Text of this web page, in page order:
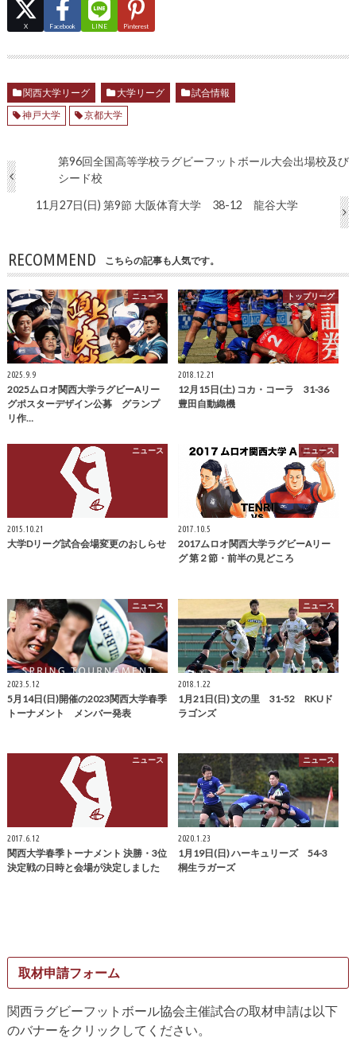
X Facebook LINE Pinterest
関西大学リーグ 大学リーグ
試合情報
神戸大学
京都大学
第96回全国高等学校ラグビーフットボール大会出場校及び
シード校
11月27日(日) 第9節 大阪体育大学 38-12 龍谷大学
RECOMMEND こちらの記事も人気です。
ニュース
2025.9.9
2025ムロオ関西大学ラグビーAリー
グポスターデザイン公募 グランプ
リ作…
トップリーグ
2018.12.21
12月15日(土) コカ・コーラ 31-36
豊田自動織機
ニュース
2015.10.21
大学Dリーグ試合会場変更のおしらせ
ニュース
2017.10.5
2017ムロオ関西大学ラグビーAリー
グ 第２節・前半の見どころ
ニュース
2023.5.12
5月14日(日)開催の2023関西大学春季
トーナメント メンバー発表
ニュース
2018.1.22
1月21日(日) 文の里 31-52 RKUド
ラゴンズ
ニュース
2017.6.12
関西大学春季トーナメント 決勝・3位
決定戦の日時と会場が決定しました
ニュース
2020.1.23
1月19日(日) ハーキュリーズ 54-3
桐生ラガーズ
取材申請フォーム
関西ラグビーフットボール協会主催試合の取材申請は以下
のバナーをクリックしてください。